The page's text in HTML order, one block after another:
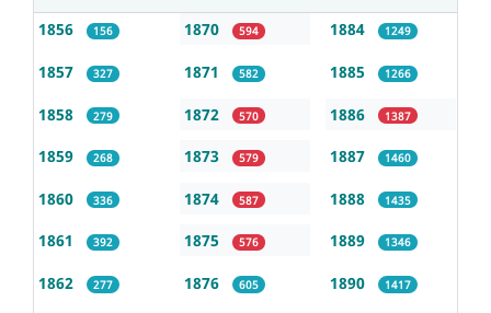
1856 156
1857 327
1858 279
1859 268
1860 336
1861 392
1862 277
1870 594
1871 582
1872 570
1873 579
1874 587
1875 576
1876 605
1884 1249
1885 1266
1886 1387
1887 1460
1888 1435
1889 1346
1890 1417